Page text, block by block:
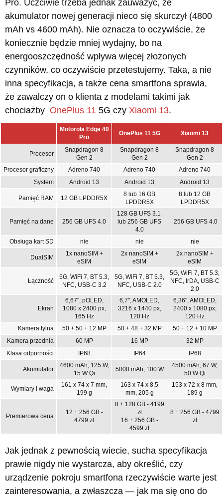
Pro. Uczciwie trzeba jednak zauważyć, że
akumulator nowej generacji nieco się skurczył (4800
mAh vs 4600 mAh). Nie oznacza to oczywiście, że
koniecznie będzie mniej wydajny, bo na
energooszczędność wpływa więcej złożonych
czynników, co oczywiście przetestujemy. Taka, a nie
inna specyfikacja, a także cena smartfona sprawia,
że zawalczy on o klienta z modelami takimi jak
chociażby OnePlus 11 5G czy Xiaomi 13.
Motorola Edge 40
Pro
OnePlus 11 5G Xiaomi 13
Procesor
Snapdragon 8
Gen 2
Snapdragon 8
Gen 2
Snapdragon 8
Gen 2
Procesor graficzny
Adreno 740 Adreno 740
Adreno 740
System
Android 13 Android 13 Android 13
Pamięć RAM 12 GB LPDDR5X
8 lub 16 GB
LPDDR5X
8 lub 12 GB
LPDDR5X
Pamięć na dane 256 GB UFS 4.0
128 GB UFS 3.1
lub 256 GB UFS
4.0
256 GB UFS 4.0
Obsługa kart SD nie nie nie
DualSIM
1x nanoSIM +
eSIM
2x nanoSIM +
eSIM
2x nanoSIM +
eSIM
Łączność
5G, WiFi 7, BT 5.3,
NFC, USB-C 3.2
5G, WiFi 7, BT 5.3,
NFC, USB-C 2.0
5G, WiFi 7, BT 5.3,
NFC, IrDA, USB-C
2.0
Ekran
6,67", pOLED,
1080 x 2400 px,
165 Hz
6,7", AMOLED,
3216 x 1440 px,
120 Hz
6,36", AMOLED,
2400 x 1080 px,
120 Hz
Kamera tylna
50 + 50 + 12 MP 50 + 48 + 32 MP
50 + 12 + 10 MP
Kamera przednia
60 MP 16 MP
32 MP
Klasa odporności
IP68 IP64 IP68
Akumulator
4600 mAh, 125 W,
15 W Qi
5000 mAh, 100 W
4500 mAh, 67 W,
50 W Qi
Wymiary i waga
161 x 74 x 7 mm,
199 g
163 x 74 x 8,5
mm, 205 g
153 x 72 x 8 mm,
189 g
Premierowa cena
12 + 256 GB -
4799 zł
8 + 128 GB - 4199
zł
16 + 256 GB -
4599 zł
8 + 256 GB - 4799
zł
Jak jednak z pewnością wiecie, sucha specyfikacja
prawie nigdy nie wystarcza, aby określić, czy
urządzenie pokroju smartfona rzeczywiście warte jest
zainteresowania, a zwłaszcza — jak ma się ono do